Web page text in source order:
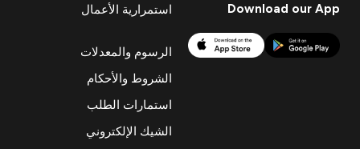
Download our App
استمرارية الأعمال
الرسوم والمعدلات
الشروط والأحكام
استمارات الطلب
الشيك الإلكتروني